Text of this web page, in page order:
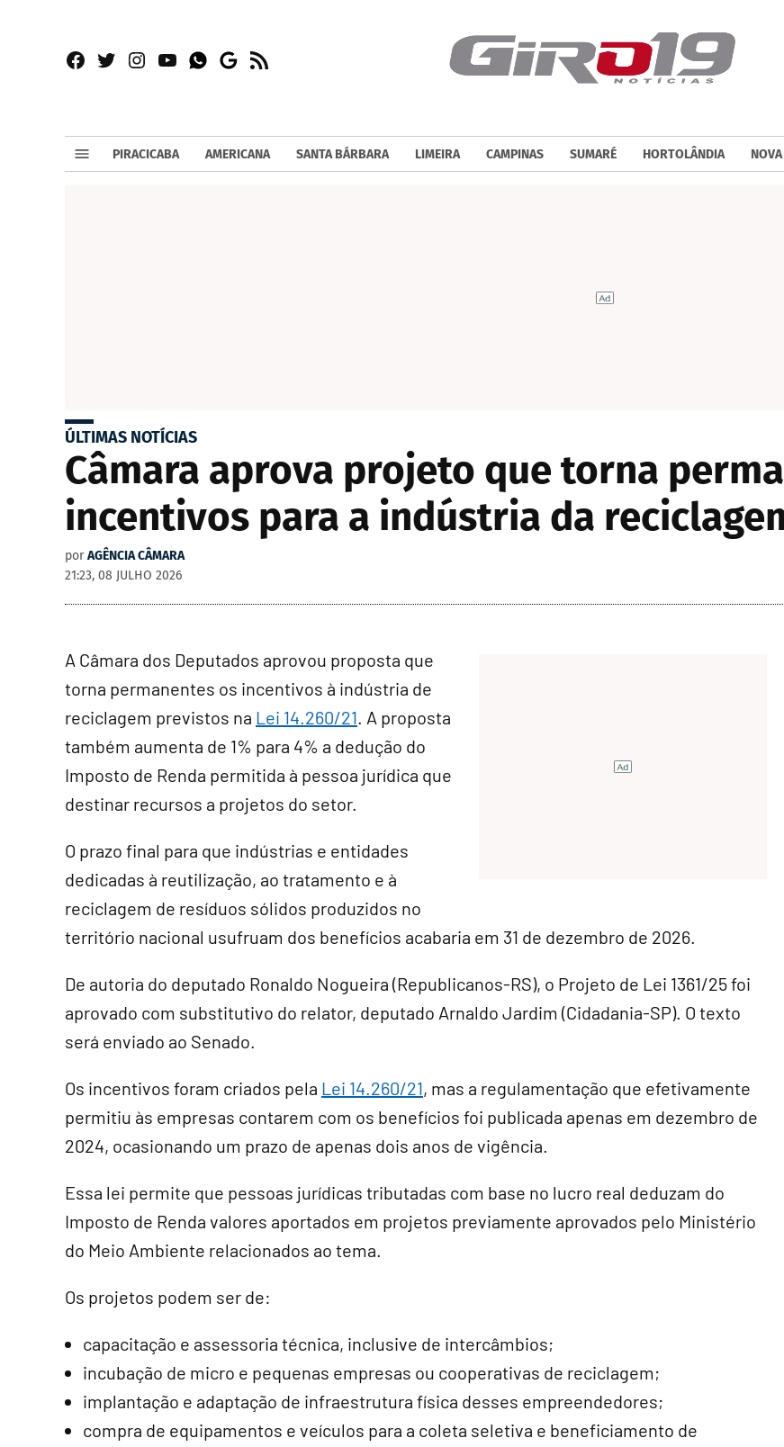
Facebook
TwitterInstagram
YouTubeWhatsapp
Google
RSS
PIRACICABA AMERICANA SANTA BÁRBARA LIMEIRA CAMPINAS SUMARÉ HORTOLÂNDIA
ÚLTIMAS NOTÍCIAS
Câmara aprova projeto que torna
incentivos para a indústria da
por AGÊNCIA CÂMARA
21:23, 08 JULHO 2026
A Câmara dos Deputados aprovou proposta que
torna permanentes os incentivos à indústria de
reciclagem previstos na Lei 14.260/21. A proposta
também aumenta de 1% para 4% a dedução do
Imposto de Renda permitida à pessoa jurídica que
destinar recursos a projetos do setor.
O prazo final para que indústrias e entidades
dedicadas à reutilização, ao tratamento e à
reciclagem de resíduos sólidos produzidos no
território nacional usufruam dos benefícios acabaria em 31 de dezembro de 2026.
De autoria do deputado Ronaldo Nogueira (Republicanos-RS), o Projeto de Lei 1361/25 foi
aprovado com substitutivo do relator, deputado Arnaldo Jardim (Cidadania-SP). O texto
será enviado ao Senado.
Os incentivos foram criados pela Lei 14.260/21, mas a regulamentação que efetivamente
permitiu às empresas contarem com os benefícios foi publicada apenas em dezembro de
2024, ocasionando um prazo de apenas dois anos de vigência.
Essa lei permite que pessoas jurídicas tributadas com base no lucro real deduzam do
Imposto de Renda valores aportados em projetos previamente aprovados pelo Ministério
do Meio Ambiente relacionados ao tema.
Os projetos podem ser de:
capacitação e assessoria técnica, inclusive de intercâmbios;
incubação de micro e pequenas empresas ou cooperativas de reciclagem;
implantação e adaptação de infraestrutura física desses empreendedores;
compra de equipamentos e veículos para a coleta seletiva e beneficiamento de